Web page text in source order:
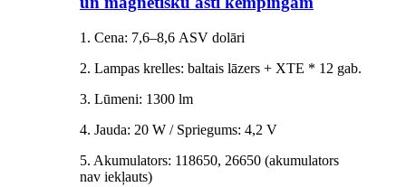
1. Cena: 7,6–8,6 ASV dolāri
2. Lampas krelles: baltais lāzers + XTE * 12 gab.
3. Lūmeni: 1300 lm
4. Jauda: 20 W / Spriegums: 4,2 V
5. Akumulators: 118650, 26650 (akumulators
nav iekļauts)